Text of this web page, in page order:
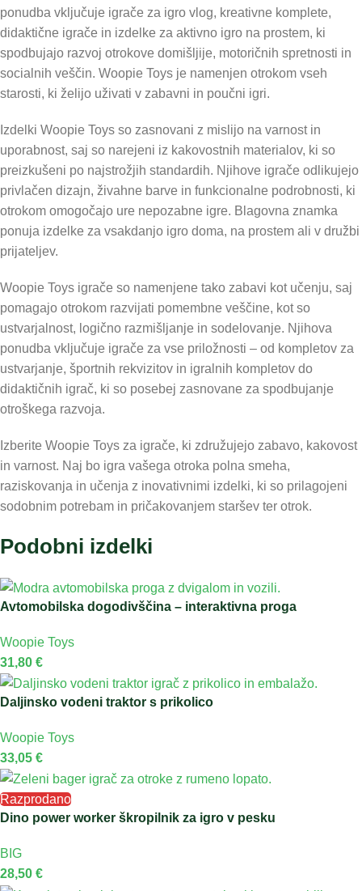
ponudba vključuje igrače za igro vlog, kreativne komplete,
didaktične igrače in izdelke za aktivno igro na prostem, ki
spodbujajo razvoj otrokove domišljije, motoričnih spretnosti in
socialnih veščin. Woopie Toys je namenjen otrokom vseh
starosti, ki želijo uživati v zabavni in poučni igri.
Izdelki Woopie Toys so zasnovani z mislijo na varnost in
uporabnost, saj so narejeni iz kakovostnih materialov, ki so
preizkušeni po najstrožjih standardih. Njihove igrače odlikujejo
privlačen dizajn, živahne barve in funkcionalne podrobnosti, ki
otrokom omogočajo ure nepozabne igre. Blagovna znamka
ponuja izdelke za vsakdanjo igro doma, na prostem ali v družbi
prijateljev.
Woopie Toys igrače so namenjene tako zabavi kot učenju, saj
pomagajo otrokom razvijati pomembne veščine, kot so
ustvarjalnost, logično razmišljanje in sodelovanje. Njihova
ponudba vključuje igrače za vse priložnosti – od kompletov za
ustvarjanje, športnih rekvizitov in igralnih kompletov do
didaktičnih igrač, ki so posebej zasnovane za spodbujanje
otroškega razvoja.
Izberite Woopie Toys za igrače, ki združujejo zabavo, kakovost
in varnost. Naj bo igra vašega otroka polna smeha,
raziskovanja in učenja z inovativnimi izdelki, ki so prilagojeni
sodobnim potrebam in pričakovanjem staršev ter otrok.
Podobni izdelki
Avtomobilska dogodivščina – interaktivna proga
Woopie Toys
31,80 €
Daljinsko vodeni traktor s prikolico
Woopie Toys
33,05 €
Razprodano
Dino power worker škropilnik za igro v pesku
BIG
28,50 €